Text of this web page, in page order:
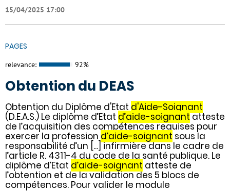
15/04/2025 17:00
PAGES
relevance: 92%
Obtention du DEAS
Obtention du Diplôme d'Etat d'Aide-Soignant
(D.E.A.S.) Le diplôme d’Etat d’aide-soignantatteste
de l’acquisition des compétences requises pour
exercer la profession d’aide-soignant sous la
responsabilité d’un [...] infirmière dans le cadre de
l’article R. 4311-4 du code de la santé publique. Le
diplôme d’Etat d’aide-soignant atteste de
l’obtention et de la validation des 5 blocs de
compétences. Pour valider le module